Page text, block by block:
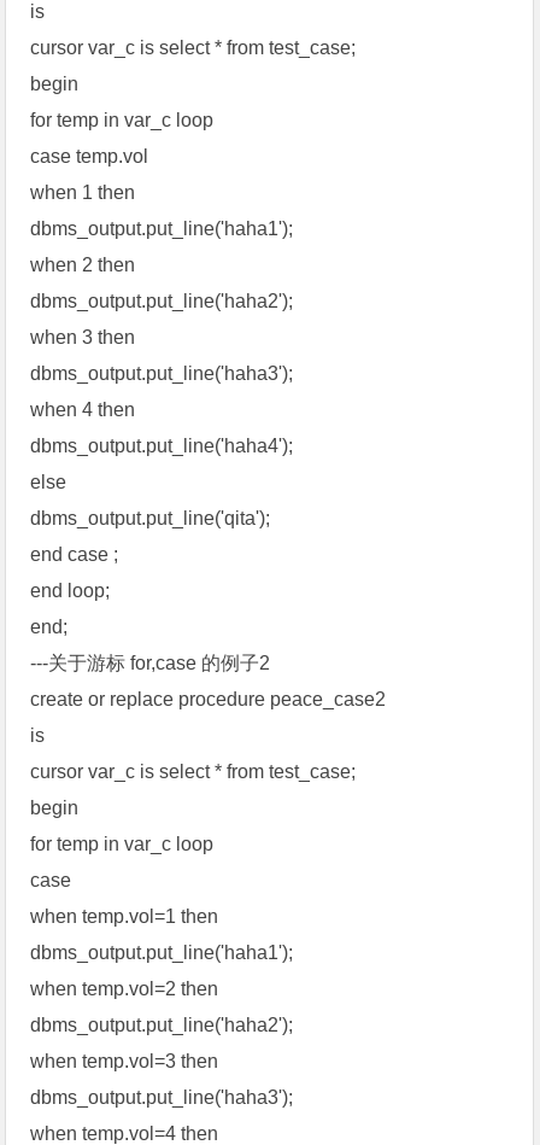
is
cursor var_c is select * from test_case;
begin
for temp in var_c loop
case temp.vol
when 1 then
dbms_output.put_line('haha1');
when 2 then
dbms_output.put_line('haha2');
when 3 then
dbms_output.put_line('haha3');
when 4 then
dbms_output.put_line('haha4');
else
dbms_output.put_line('qita');
end case ;
end loop;
end;
---关于游标 for,case 的例子2
create or replace procedure peace_case2
is
cursor var_c is select * from test_case;
begin
for temp in var_c loop
case
when temp.vol=1 then
dbms_output.put_line('haha1');
when temp.vol=2 then
dbms_output.put_line('haha2');
when temp.vol=3 then
dbms_output.put_line('haha3');
when temp.vol=4 then